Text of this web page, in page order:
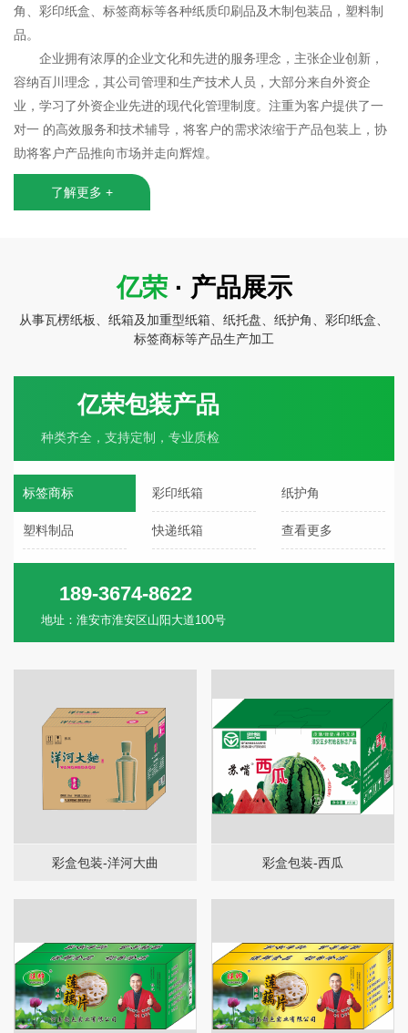
角、彩印纸盒、标签商标等各种纸质印刷品及木制包装品，塑料制
品。
企业拥有浓厚的企业文化和先进的服务理念，主张企业创新，
容纳百川理念，其公司管理和生产技术人员，大部分来自外资企
业，学习了外资企业先进的现代化管理制度。注重为客户提供了一
对一 的高效服务和技术辅导，将客户的需求浓缩于产品包装上，协
助将客户产品推向市场并走向辉煌。
了解更多 +
亿荣 · 产品展示
从事瓦楞纸板、纸箱及加重型纸箱、纸托盘、纸护角、彩印纸盒、
标签商标等产品生产加工
亿荣包装产品
种类齐全，支持定制，专业质检
标签商标 彩印纸箱 纸护角
塑料制品 快递纸箱 查看更多
189-3674-8622
地址：淮安市淮安区山阳大道100号
彩盒包装-洋河大曲 彩盒包装-西瓜